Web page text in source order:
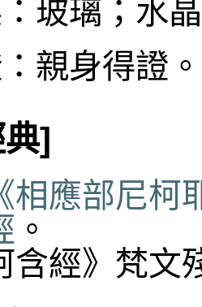
玻璃；水
親身得證
]
相應部尼柯
。
含經》梵文